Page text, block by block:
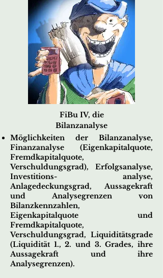
FiBu IV, die
Bilanzanalyse
Möglichkeiten der Bilanzanalyse,
Finanzanalyse (Eigenkapitalquote,
Fremdkapitalquote,
Verschuldungsgrad), Erfolgsanalyse,
Investitions- analyse,
Anlagedeckungsgrad, Aussagekraft
und Analysegrenzen von
Bilanzkennzahlen,
Eigenkapitalquote und
Fremdkapitalquote,
Verschuldungsgrad, Liquiditätsgrade
(Liquidität 1., 2. und 3. Grades, ihre
Aussagekraft und ihre
Analysegrenzen).